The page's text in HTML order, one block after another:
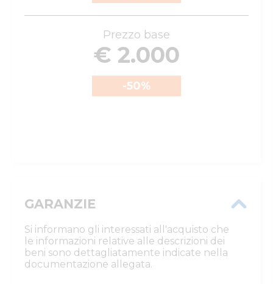
Prezzo base
€ 2.000
-50%
GARANZIE
Si informano gli interessati all'acquisto che
le informazioni relative alle descrizioni dei
beni sono dettagliatamente indicate nella
documentazione allegata.